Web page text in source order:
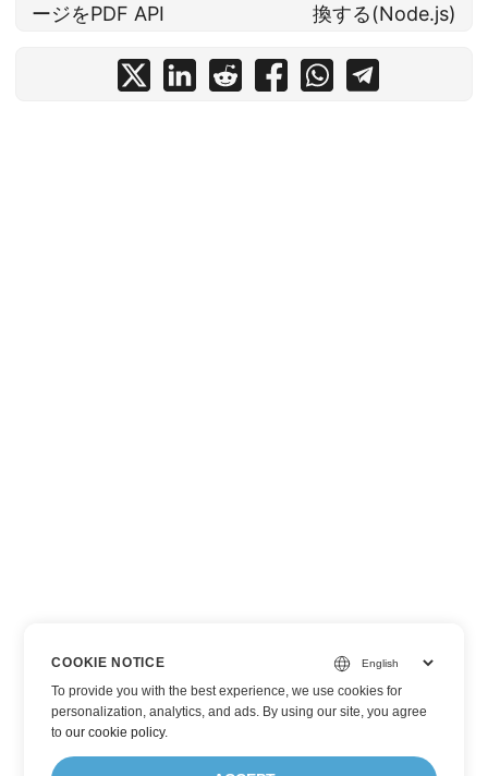
ージをPDF API
換する(Node.js)
COOKIE NOTICE
To provide you with the best experience, we use cookies for
personalization, analytics, and ads. By using our site, you agree
toour cookie policy.